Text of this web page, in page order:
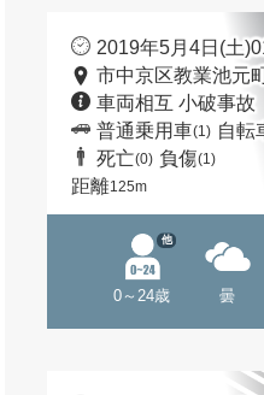
2019年5月4日(土
市中京区教業池元
車両相互 小破事故
普通乗用車(1) 自転
死亡(0) 負傷(1)
距離125m
0～24歳
他
曇